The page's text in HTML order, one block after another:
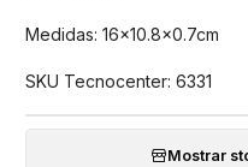
Medidas: 16x10.8x0.7cm
SKU Tecnocenter: 6331
Mostrar